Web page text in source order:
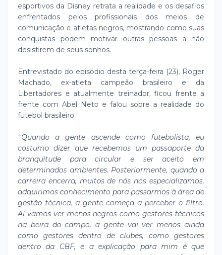
esportivos da Disney retrata a realidade e os desafios
enfrentados pelos profissionais dos meios de
comunicação e atletas negros, mostrando como suas
conquistas podem motivar outras pessoas a não
desistirem de seus sonhos.
Entrevistado do episódio desta terça-feira (23), Roger
Machado, ex-atleta campeão brasileiro e da
Libertadores e atualmente treinador, ficou frente a
frente com Abel Neto e falou sobre a realidade do
futebol brasileiro:
''Quando a gente ascende como futebolista, eu
costumo dizer que recebemos um passaporte da
branquitude para circular e ser aceito em
determinados ambientes. Posteriormente, quando a
carreira encerra, muitos de nós nos especializamos,
adquirimos conhecimento para passarmos à área de
gestão técnica, a gente começa a perceber o filtro.
Aí vamos ver menos negros como gestores técnicos
na beira do campo, a gente vai ver menos ainda
como gestores dentro de clubes, como gestores
dentro da CBF, e a explicação para mim é que